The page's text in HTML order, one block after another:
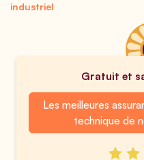
industriel
Gratuit et
Les meilleures
technique de